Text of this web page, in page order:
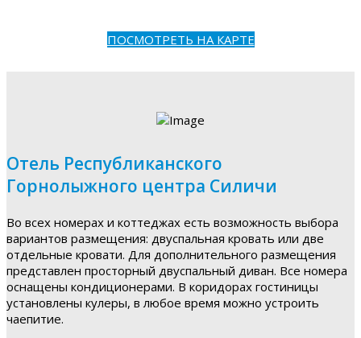
ПОСМОТРЕТЬ НА КАРТЕ
Отель Республиканского
Горнолыжного центра Силичи
Во всех номерах и коттеджах есть возможность выбора
вариантов размещения: двуспальная кровать или две
отдельные кровати. Для дополнительного размещения
представлен просторный двуспальный диван. Все номера
оснащены кондиционерами. В коридорах гостиницы
установлены кулеры, в любое время можно устроить
чаепитие.